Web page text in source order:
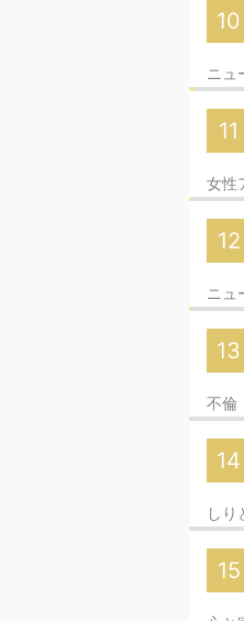
10
ニュ
11
女性
12
ニュ
13
不倫
14
しり
15